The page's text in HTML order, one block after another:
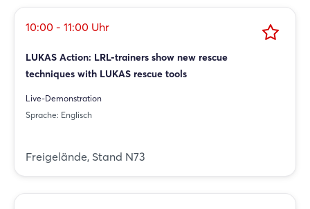
10:00 - 11:00 Uhr
LUKAS Action: LRL-trainers show new rescue
techniques with LUKAS rescue tools
Live-Demonstration
Sprache: Englisch
Freigelände, Stand N73